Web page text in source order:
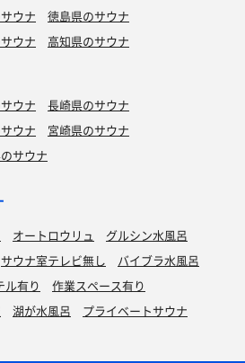
ウナ
徳島県のサウナ
ウナ 高知県のサウナ
ウナ
長崎県のサウナ
ウナ
宮崎県のサウナ
サウナ
オートロウリュ
グルシン水風呂
サウナ室テレビ無し
バイブラ水風呂
ル有り
作業スペース有り
湖が水風呂 プライベートサウナ